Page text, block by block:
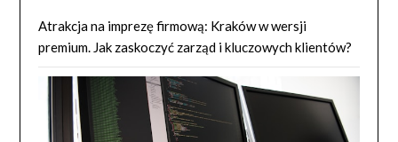
Atrakcja na imprezę firmową: Kraków w wersji
premium. Jak zaskoczyć zarząd i kluczowych klientów?